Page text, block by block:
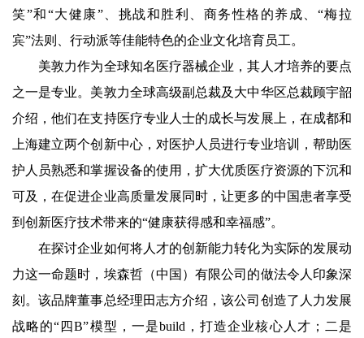
笑”和“大健康”、挑战和胜利、商务性格的养成、“梅拉
宾”法则、行动派等佳能特色的企业文化培育员工。
美敦力作为全球知名医疗器械企业，其人才培养的要点
之一是专业。美敦力全球高级副总裁及大中华区总裁顾宇韶
介绍，他们在支持医疗专业人士的成长与发展上，在成都和
上海建立两个创新中心，对医护人员进行专业培训，帮助医
护人员熟悉和掌握设备的使用，扩大优质医疗资源的下沉和
可及，在促进企业高质量发展同时，让更多的中国患者享受
到创新医疗技术带来的“健康获得感和幸福感”。
在探讨企业如何将人才的创新能力转化为实际的发展动
力这一命题时，埃森哲（中国）有限公司的做法令人印象深
刻。该品牌董事总经理田志方介绍，该公司创造了人力发展
战略的“四B”模型，一是build，打造企业核心人才；二是